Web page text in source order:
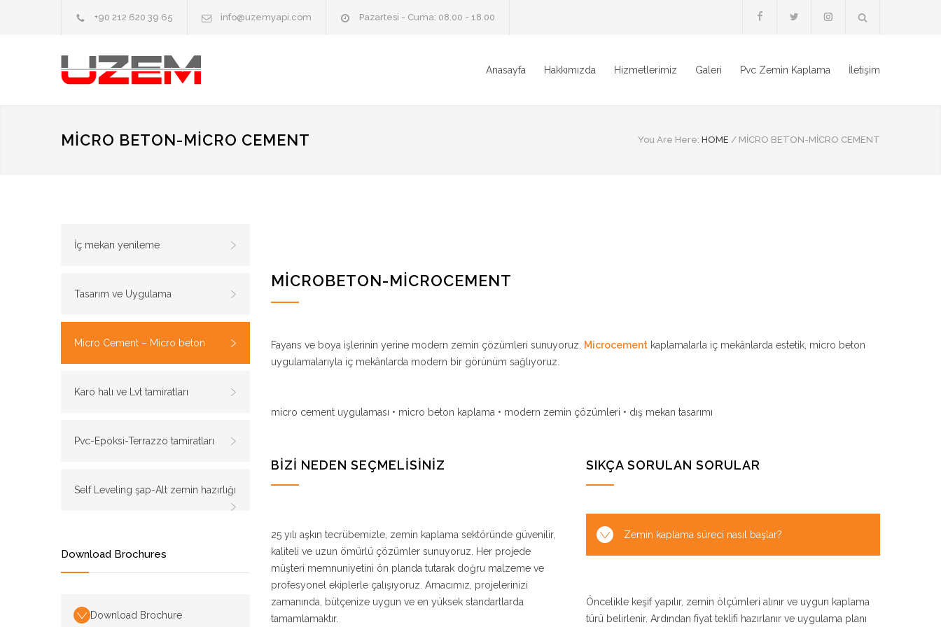
+90 212 620 39 65 info@uzemyapi.com Pazartesi - Cuma: 08.00 - 18.00
Anasayfa Hakkımızda Hizmetlerimiz Galeri Pvc Zemin Kaplama İletişim
MİCRO BETON-MİCRO CEMENT You Are Here: HOME / MİCRO BETON-MİCRO CEMENT
İç mekan yenileme
Tasarım ve Uygulama
Micro Cement – Micro beton
Karo halı ve Lvt tamiratları
Pvc-Epoksi-Terrazzo tamiratları
Self Leveling şap-Alt zemin hazırlığı
Download Brochures
Download Brochure
MİCROBETON-MİCROCEMENT
Fayans ve boya işlerinin yerine modern zemin çözümleri sunuyoruz. Microcement kaplamalarla iç mekânlarda estetik, micro beton
uygulamalarıyla iç mekânlarda modern bir görünüm sağlıyoruz.
micro cement uygulaması • micro beton kaplama • modern zemin çözümleri • dış mekan tasarımı
BİZİ NEDEN SEÇMELİSİNİZ
25 yılı aşkın tecrübemizle, zemin kaplama sektöründe güvenilir,
kaliteli ve uzun ömürlü çözümler sunuyoruz. Her projede
müşteri memnuniyetini ön planda tutarak doğru malzeme ve
profesyonel ekiplerle çalışıyoruz. Amacımız, projelerinizi
zamanında, bütçenize uygun ve en yüksek standartlarda
tamamlamaktır.
SIKÇA SORULAN SORULAR
Zemin kaplama süreci nasıl başlar?
Öncelikle keşif yapılır, zemin ölçümleri alınır ve uygun kaplama
türü belirlenir. Ardından fiyat teklifi hazırlanır ve uygulama planı